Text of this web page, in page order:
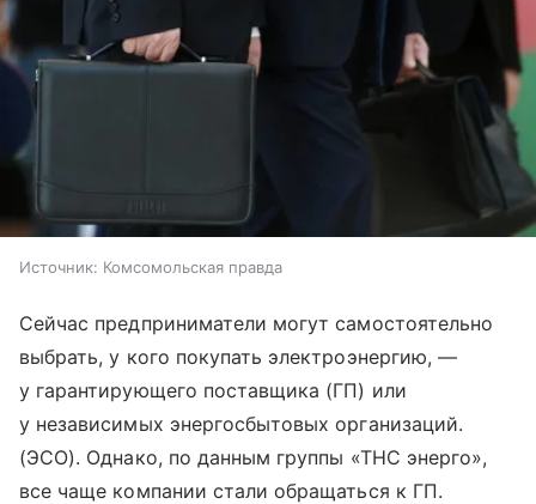
Источник: Комсомольская правда
Сейчас предприниматели могут самостоятельно
выбрать, у кого покупать электроэнергию, —
у гарантирующего поставщика (ГП) или
у независимых энергосбытовых организаций.
(ЭСО). Однако, по данным группы «ТНС энерго»,
все чаще компании стали обращаться к ГП.